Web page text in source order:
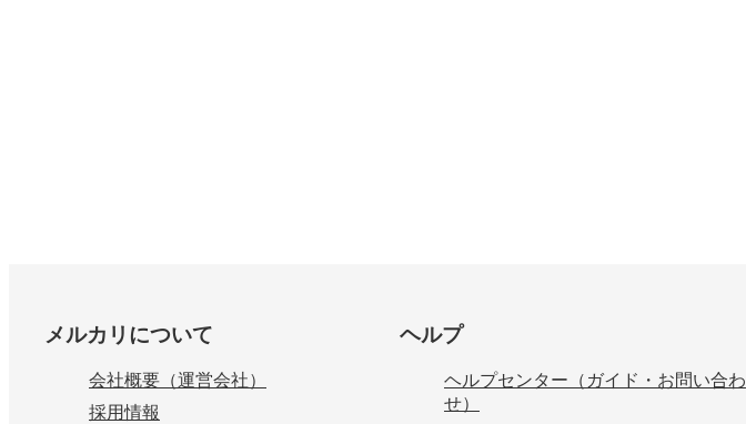
メルカリについて
会社概要（運営会社）
採用情報
ヘルプ
ヘルプセンター（ガイド・お問い合わ
せ）